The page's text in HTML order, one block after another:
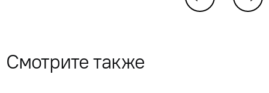
Смотрите также